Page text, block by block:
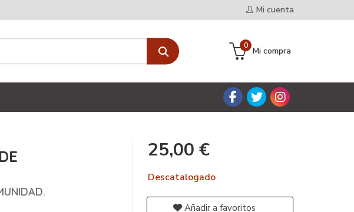
Mi cuenta
Mi compra
0
25,00 €
Descatalogado
Añadir a favoritos